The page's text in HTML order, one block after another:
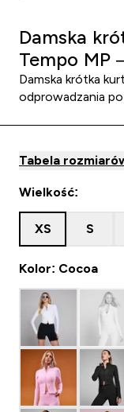
Damska
Tempo MP
Damska krótka
odprowadzania
Tabela
Wielkość:
XS S
Kolor: Cocoa